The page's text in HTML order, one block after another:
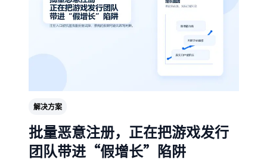
解决方案
批量恶意注册，正在把游戏发行
团队带进“假增长”陷阱